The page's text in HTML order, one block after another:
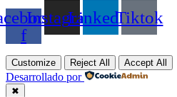
f
InstagramLinkedinTiktok
Customize Reject All Accept All
Desarrollado por
✖